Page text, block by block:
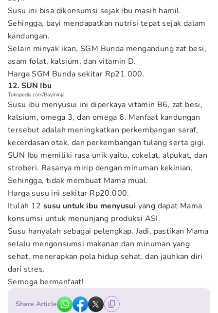
Susu ini bisa dikonsumsi sejak ibu masih hamil.
Sehingga, bayi mendapatkan nutrisi tepat sejak dalam
kandungan.
Selain minyak ikan, SGM Bunda mengandung zat besi,
asam folat, kalsium, dan vitamin D.
Harga SGM Bunda sekitar Rp21.000.
12. SUN Ibu
Tokopedia.com/Bayininja
Susu ibu menyusui ini diperkaya vitamin B6, zat besi,
kalsium, omega 3, dan omega 6. Manfaat kandungan
tersebut adalah meningkatkan perkembangan saraf,
kecerdasan otak, dan perkembangan tulang serta gigi.
SUN Ibu memiliki rasa unik yaitu, cokelat, alpukat, dan
stroberi. Rasanya mirip dengan minuman kekinian.
Sehingga, tidak membuat Mama mual.
Harga susu ini sekitar Rp20.000.
Itulah 12 susu untuk ibu menyusui yang dapat Mama
konsumsi untuk menunjang produksi ASI.
Susu hanyalah sebagai pelengkap. Jadi, pastikan Mama
selalu mengonsumsi makanan dan minuman yang
sehat, menerapkan pola hidup sehat, dan jauhkan diri
dari stres.
Semoga bermanfaat!
Share Article